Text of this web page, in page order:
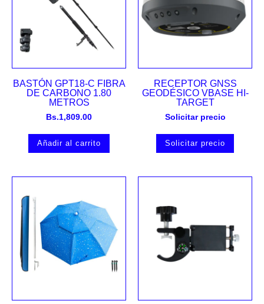
BASTÓN GPT18-C FIBRA
DE CARBONO 1.80
METROS
Bs.1,809.00
Añadir al carrito
RECEPTOR GNSS
GEODÉSICO VBASE HI-
TARGET
Solicitar precio
Solicitar precio